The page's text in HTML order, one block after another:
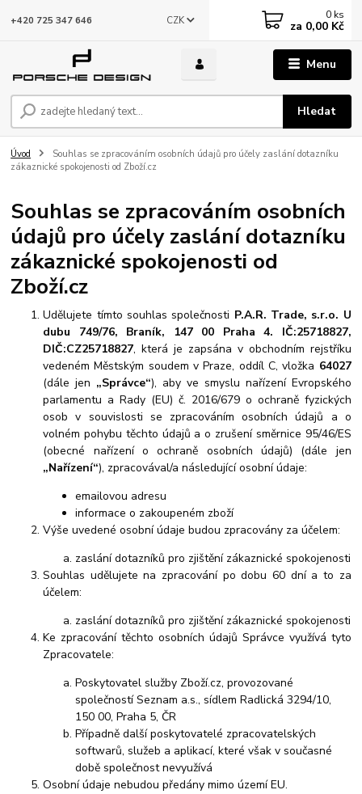
Menu
CZK
Hledat
+420 725 347 646 0 ks
za 0,00 Kč
Úvod
Souhlas se zpracováním osobních údajů pro účely zaslání dotazníku
zákaznické spokojenosti od Zboží.cz
Souhlas se zpracováním osobních
údajů pro účely zaslání dotazníku
zákaznické spokojenosti od
Zboží.cz
Udělujete tímto souhlas společnosti P.A.R. Trade, s.r.o. U
dubu 749/76, Braník, 147 00 Praha 4. IČ:25718827,
DIČ:CZ25718827, která je zapsána v obchodním rejstříku
vedeném Městským soudem v Praze, oddíl C, vložka 64027
(dále jen „Správce“), aby ve smyslu nařízení Evropského
parlamentu a Rady (EU) č. 2016/679 o ochraně fyzických
osob v souvislosti se zpracováním osobních údajů a o
volném pohybu těchto údajů a o zrušení směrnice 95/46/ES
(obecné nařízení o ochraně osobních údajů) (dále jen
„Nařízení“), zpracovával/a následující osobní údaje:
emailovou adresu
informace o zakoupeném zboží
Výše uvedené osobní údaje budou zpracovány za účelem:
zaslání dotazníků pro zjištění zákaznické spokojenosti
Souhlas udělujete na zpracování po dobu 60 dní a to za
účelem:
zaslání dotazníků pro zjištění zákaznické spokojenosti
Ke zpracování těchto osobních údajů Správce využívá tyto
Zpracovatele:
Poskytovatel služby Zboží.cz, provozované
společností Seznam a.s., sídlem Radlická 3294/10,
150 00, Praha 5, ČR
Případně další poskytovatelé zpracovatelských
softwarů, služeb a aplikací, které však v současné
době společnost nevyužívá
Osobní údaje nebudou předány mimo území EU.